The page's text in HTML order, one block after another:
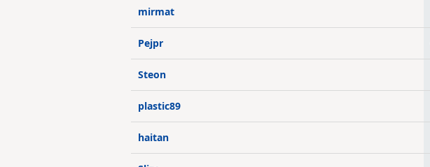
mirmat
Pejpr
Steon
plastic89
haitan